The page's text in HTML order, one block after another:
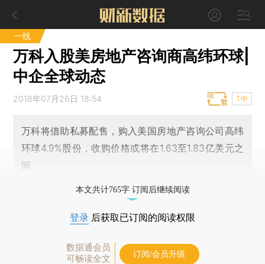
一线
万科入股美房地产咨询商高纬环球|
中企全球动态
2018年07月26日 18:54 T中
万科将借助私募配售，购入美国房地产咨询公司高纬
环球4.9%股份，收购价格或将在1.63至1.83亿美元之
间
本文共计765字 订阅后继续阅读
登录 后获取已订阅的阅读权限
数据通会员
可畅读全文
订阅/会员升级